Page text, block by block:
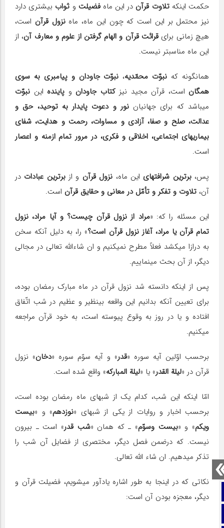
صفحه نخست
حکمت اینکهتلاوت قرآن در این ماهفضیلت و ثواب بیشتری دارد
نیز محتمل بر این است که چون این ماه، ماهنزول قرآن است،
هیچ زمانی برای قرائت قرآن و الهام گرفتن از علوم و معارف آن، از
این ماه مناسب‎تر نیست.
همان‎گونه که نبوّت محمّدیه، نبوّت جاودان و پیامبری به سوی
همگان است، قرآن مجید نیزکتاب جاودان و پاینده این نبوّت
می‎باشد که برای جهانیان
نور و دعوت پایدار به توحید، حق و
عدالت، صلح و صفا، آزادی و مساوات، رحمت و هدایت، شفای
بیماری‎های اجتماعی، اخلاقی و فکری، در مرور تمام ازمنه و اعصار
است.
پس،برترین شرافت‎های این ماه، نزول قرآن و ازبرترین عبادات در
آن، تلاوت و تفکر و تأمّل در معانی و حقایق قرآن است.
این مسئله را که: «مراد از نزول قرآن چیست؟ و آیا مراد، نزول
تمام قرآن یا مراد، آغاز نزول قرآن است؟» را، به دلیل آنکه سخن
به درازا می‎کشد فعلاً مطرح نمی‎کنیم و ان شاءالله تعالی در مجالی
دیگر، از آن بحث می‎نماییم.
پس از اینکه دانسته شد نزول قرآن در ماه مبارک رمضان بوده،
برای تعیین آنکه بدانیم این واقعه بی‎نظیر و عظیم در شب اتّفاق
افتاده و یا در روز به وقوع پیوسته است، به خود قرآن مراجعه
می‎کنیم.
برحسب اوّلین آیه سوره «قدر» و آیه سوّم سوره «دخان» نزول
قرآن در «لیلة القدر» یا «لیلة المبارکه» واقع شده است.
امّا اینکه این شب، کدام یک از شب‎های ماه رمضان بوده است،
برحسب اخبار و روایات از یکی از شب‎های «
نوزدهم» و «بیست
ویکم» و «بیست وسوّم» ـ که همان «شب قدر» است ـ بیرون
نیست. که درضمن فصل دیگر، مختصری از فضایل آن شب را
تذکر می‎دهیم. ان شاء الله تعالی.
نکاتی که در اینجا به طور اشاره یادآور می‎شویم، فضیلت قرآن و
دیگر، معجزه بودن آن است: